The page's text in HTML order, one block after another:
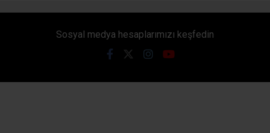
Sosyal medya hesaplarımızı keşfedin